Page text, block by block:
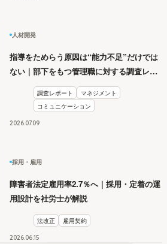
人材開発
指導をためらう原因は“能力不足”だけでは
ない｜部下をもつ管理職に対する調査レポ
調査レポート
マネジメント
コミュニケーション
2026.07 09
採用・雇用
障害者法定雇用率2.7％へ｜採用・定着の運
用設計を社労士が解説
法改正 雇用契約
2026.0615